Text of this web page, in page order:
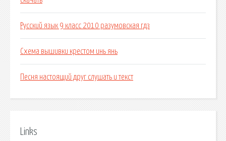
Русский язык 9 класс 2010 разумовская гдз
Схема вышивки крестом инь янь
Песня настоящий друг слушать и текст
Links